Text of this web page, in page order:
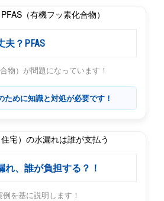
夫？PFAS
物）が問題になっています！
ために知識と対処が必要です！
れ、誰が負担する？！
を基に説明します！